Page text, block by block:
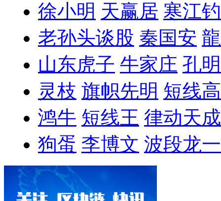
徐小明 天赢居 寒江
老孙头谈股 秦国安
山东虎子 牛家庄 孔
灵枝 旗帜先明 短线
鸿牛 短线王 律动天成
狗蛋 李博文 波段龙一